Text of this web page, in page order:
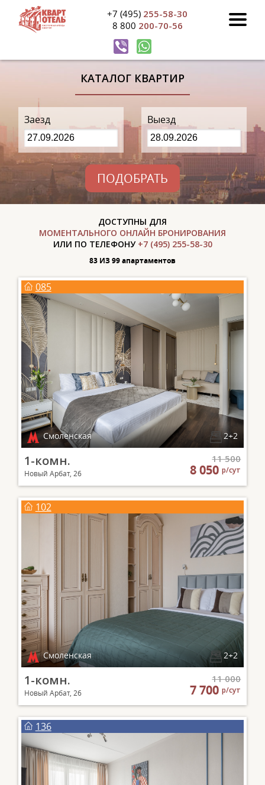
+7 (495) 255-58-30
8 800 200-70-56
КАТАЛОГ КВАРТИР
Заезд Выезд
ПОДОБРАТЬ
ДОСТУПНЫ ДЛЯ
МОМЕНТАЛЬНОГО ОНЛАЙН БРОНИРОВАНИЯ
ИЛИ ПО ТЕЛЕФОНУ +7 (495) 255-58-30
83 ИЗ 99 апартаментов
085
Смоленская 2+2
1-комн.
Новый Арбат, 26
11 500
8 050р/сут
102
Смоленская 2+2
1-комн.
Новый Арбат, 26
11 000
7 700р/сут
136